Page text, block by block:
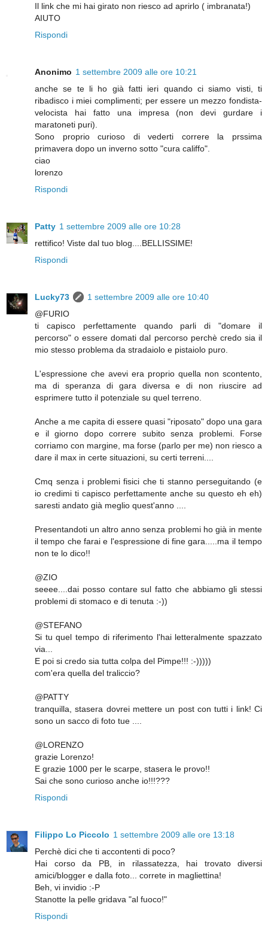
Il link che mi hai girato non riesco ad aprirlo ( imbranata!)
AIUTO
Rispondi
Anonimo 1 settembre 2009 alle ore 10:21
anche se te li ho già fatti ieri quando ci siamo visti, ti
ribadisco i miei complimenti; per essere un mezzo fondista-
velocista hai fatto una impresa (non devi gurdare i
maratoneti puri).
Sono proprio curioso di vederti correre la prssima
primavera dopo un inverno sotto "cura califfo".
ciao
lorenzo
Rispondi
Patty 1 settembre 2009 alle ore 10:28
rettifico! Viste dal tuo blog....BELLISSIME!
Rispondi
Lucky73
1 settembre 2009 alle ore 10:40
@FURIO
ti capisco perfettamente quando parli di "domare il
percorso" o essere domati dal percorso perchè credo sia il
mio stesso problema da stradaiolo e pistaiolo puro.
L'espressione che avevi era proprio quella non scontento,
ma di speranza di gara diversa e di non riuscire ad
esprimere tutto il potenziale su quel terreno.
Anche a me capita di essere quasi "riposato" dopo una gara
e il giorno dopo correre subito senza problemi. Forse
corriamo con margine, ma forse (parlo per me) non riesco a
dare il max in certe situazioni, su certi terreni....
Cmq senza i problemi fisici che ti stanno perseguitando (e
io credimi ti capisco perfettamente anche su questo eh eh)
saresti andato già meglio quest'anno ....
Presentandoti un altro anno senza problemi ho già in mente
il tempo che farai e l'espressione di fine gara.....ma il tempo
non te lo dico!!
@ZIO
seeee....dai posso contare sul fatto che abbiamo gli stessi
problemi di stomaco e di tenuta :-))
@STEFANO
Si tu quel tempo di riferimento l'hai letteralmente spazzato
via...
E poi si credo sia tutta colpa del Pimpe!!! :-)))))
com'era quella del traliccio?
@PATTY
tranquilla, stasera dovrei mettere un post con tutti i link! Ci
sono un sacco di foto tue ....
@LORENZO
grazie Lorenzo!
E grazie 1000 per le scarpe, stasera le provo!!
Sai che sono curioso anche io!!!???
Rispondi
Filippo Lo Piccolo 1 settembre 2009 alle ore 13:18
Perchè dici che ti accontenti di poco?
Hai corso da PB, in rilassatezza, hai trovato diversi
amici/blogger e dalla foto... correte in magliettina!
Beh, vi invidio :-P
Stanotte la pelle gridava "al fuoco!"
Rispondi